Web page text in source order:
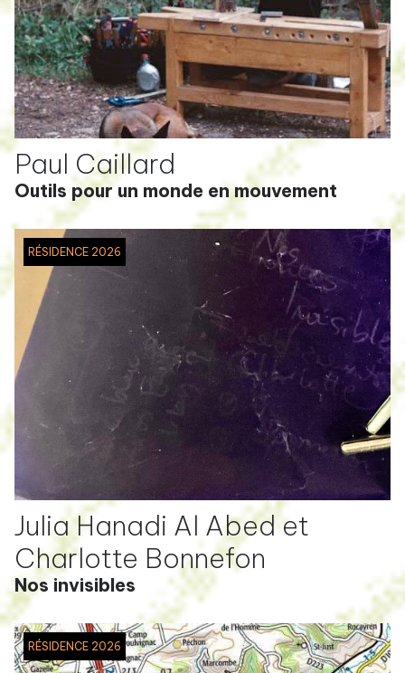
Paul Caillard
Outils pour un monde en mouvement
RÉSIDENCE 2026
Julia Hanadi Al Abed et
Charlotte Bonnefon
Nos invisibles
RÉSIDENCE 2026